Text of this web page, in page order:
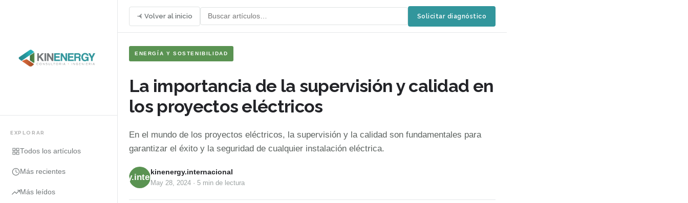
EXPLORAR
Todos los artículos
Más recientes
Más leídos
Volver al inicio Solicitar diagnóstico
ENERGÍA Y SOSTENIBILIDAD
La importancia de la supervisión y calidad en
los proyectos eléctricos
En el mundo de los proyectos eléctricos, la supervisión y la calidad son fundamentales para
garantizar el éxito y la seguridad de cualquier instalación eléctrica.
kinenergy.internacional
kinenergy.internacional
May 28, 2024 · 5 min de lectura